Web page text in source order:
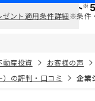
で ポイント※
ゼント適用条件詳細※条件
動産投資
お客様の声
）の評判・口コミ
企業